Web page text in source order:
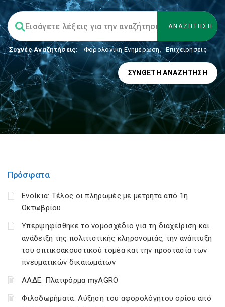
Συχνές Αναζητήσεις: Φορολογικη Ενημέρωση, Επιχειρήσεις
ΣΎΝΘΕΤΗ ΑΝΑΖΉΤΗΣΗ
Πρόσφατα
Ενοίκια: Τέλος οι πληρωμές με μετρητά από 1η
Οκτωβρίου
Υπερψηφίσθηκε το νομοσχέδιο για τη διαχείριση και
ανάδειξη της πολιτιστικής κληρονομιάς, την ανάπτυξη
του οπτικοακουστικού τομέα και την προστασία των
πνευματικών δικαιωμάτων
ΑΑΔΕ: Πλατφόρμα myAGRO
Φιλοδωρήματα: Αύξηση του αφορολόγητου ορίου από